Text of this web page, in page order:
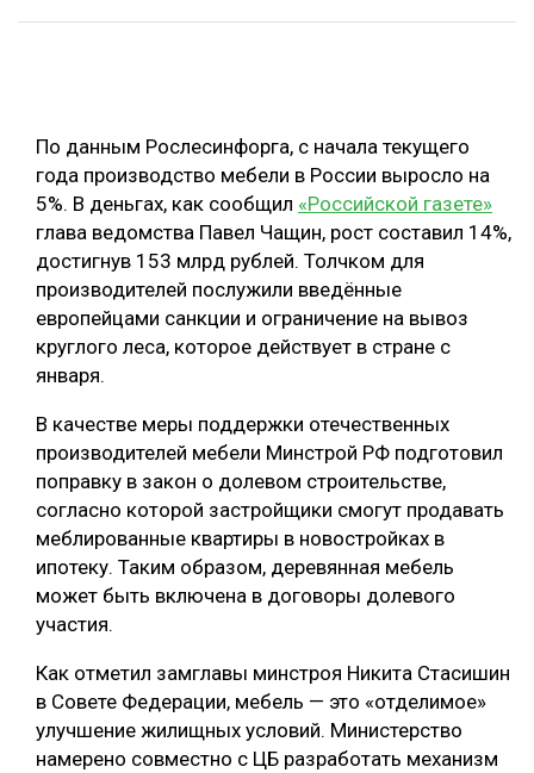
ЛЕСОВОССТАНОВЛЕНИЕ И ЗАЩИТА
ЛОГИСТИКА
ПРОИЗВОДСТВО ДРЕВЕСНЫХ ПЛИТ
ЦБП
КОМПЛЕКСНАЯ ПЕРЕРАБОТКА
ДЕРЕВЯННОЕ ДОМОСТРОЕНИЕ
БЕЗОПАСНОЕ ПРОИЗВОДСТВО
СОРТИРОВКА ДРЕВЕСИНЫ
СУШКА ДРЕВЕСИНЫ
ТЕМАТИЧЕСКИЕ ПРОЕКТЫ
ПОДБОРКИ СТАТЕЙ
По данным Рослесинфорга, с начала текущего
года производство мебели в России выросло на
5%. В деньгах, как сообщил «Российской газете»
глава ведомства Павел Чащин, рост составил 14%,
достигнув 153 млрд рублей. Толчком для
производителей послужили введённые
европейцами санкции и ограничение на вывоз
круглого леса, которое действует в стране с
января.
В качестве меры поддержки отечественных
производителей мебели Минстрой РФ подготовил
поправку в закон о долевом строительстве,
согласно которой застройщики смогут продавать
меблированные квартиры в новостройках в
ипотеку. Таким образом, деревянная мебель
может быть включена в договоры долевого
участия.
Как отметил замглавы минстроя Никита Стасишин
в Совете Федерации, мебель — это «отделимое»
улучшение жилищных условий. Министерство
намерено совместно с ЦБ разработать механизм